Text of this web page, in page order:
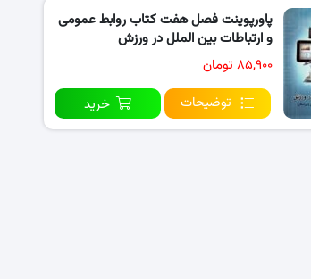
پاورپوینت فصل هفت کتاب روابط عمومی
و ارتباطات بین الملل در ورزش
۸۵,۹۰۰ تومان
توضیحات
خرید